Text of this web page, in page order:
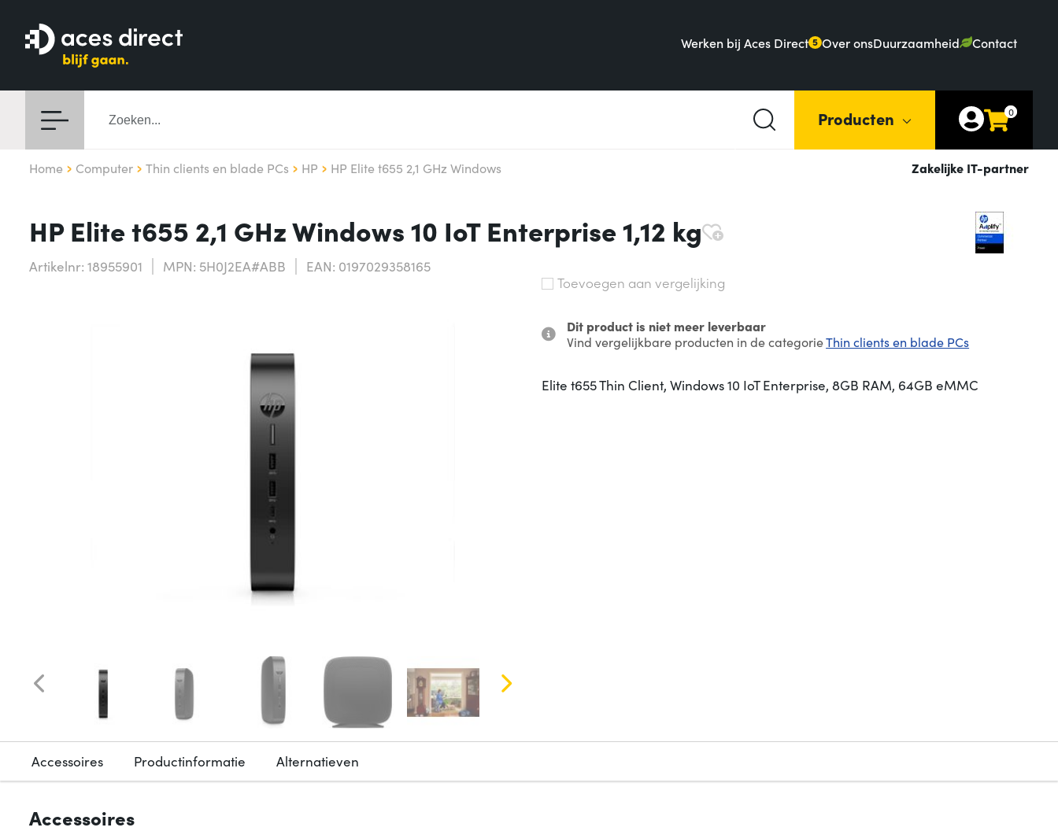
Werken bij Aces Direct 5 Over onsDuurzaamheid Contact
Producten 0
Home Computer Thin clients en blade PCs HP HP Elite t655 2,1 GHz Windows Zakelijke IT-partner
HP Elite t655 2,1 GHz Windows 10 IoT Enterprise 1,12 kg
Artikelnr: 18955901 MPN: 5H0J2EA#ABB
EAN: 0197029358165
Toevoegen aan vergelijking
Dit product is niet meer leverbaar
Vind vergelijkbare producten in de categorieThin clients en blade PCs
Elite t655 Thin Client, Windows 10 IoT Enterprise, 8GB RAM, 64GB eMMC
Accessoires Productinformatie Alternatieven
Accessoires